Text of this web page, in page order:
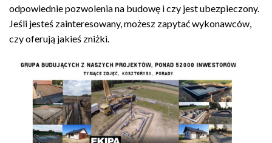
odpowiednie pozwolenia na budowę i czy jest ubezpieczony.
Jeśli jesteś zainteresowany, możesz zapytać wykonawców,
czy oferują jakieś zniżki.